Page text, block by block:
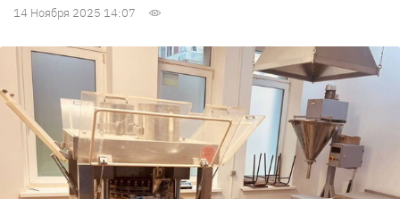
14 Ноября 2025 14:07